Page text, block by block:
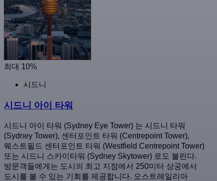
최대 10%
시드니
시드니 아이 타워
시드니 아이 타워 (Sydney Eye Tower) 는 시드니 타워
(Sydney Tower), 센터포인트 타워 (Centrepoint Tower),
웨스트필드 센터포인트 타워 (Westfield Centrepoint Tower)
또는 시드니 스카이타워 (Sydney Skytower) 로도 불린다.
방문객들에게는 도시의 최고 지점에서 250미터 상공에서
도시를 볼 수 있는 기회를 제공합니다. 오스트레일리아